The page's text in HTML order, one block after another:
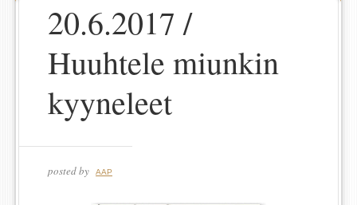
20.6.2017 /
Huuhtele miunkin
kyyneleet
posted by AAP